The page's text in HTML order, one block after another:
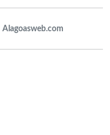
Alagoasweb.com